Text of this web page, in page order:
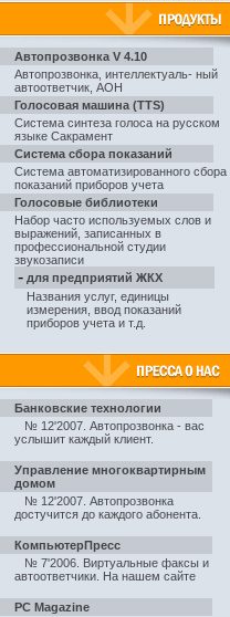
Автопрозвонка V 4.10
Автопрозвонка интеллектуаль- ный
автоответчик, АОН
Голосовая машина (TTS)
Система синтеза голоса на русском
языке Сакрамент
Система сбора показаний
Система автоматизированного сбора
показаний приборов учета
Голосовые библиотеки
Набор часто используемых слов и
выражений, записанных в
профессиональной студии
звукозаписи
- для предприятий ЖКХ
Названия услуг, единицы
измерения, ввод показаний
приборов учета и т.д.
Банковские технологии
№ 12'2007. Автопрозвонка - вас
услышит каждый клиент.
Управление многоквартирным
домом
№ 12'2007. Автопрозвонка
достучится до каждого абонента
КомпьютерПресс
№ 7'2006. Виртуальные факсы и
автоответчики На нашем сайте
PC Magazine